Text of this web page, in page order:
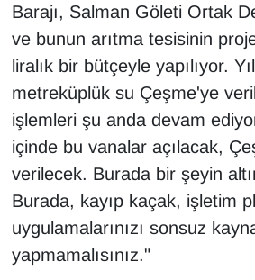
Barajı, Salman Göleti Ortak
ve bunun arıtma tesisinin
liralık bir bütçeyle yapılıyor.
metreküplük su Çeşme'ye
işlemleri şu anda devam
içinde bu vanalar açılacak,
verilecek. Burada bir şeyin
Burada, kayıp kaçak, işletim
uygulamalarınızı sonsuz
yapmamalısınız."